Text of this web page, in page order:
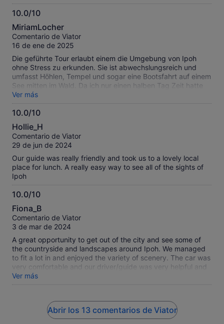
10.0/10
10.0
sobre
10
MiriamLocher
Comentario de Viator
16 de ene de 2025
Die geführte Tour erlaubt einem die Umgebung von Ipoh
ohne Stress zu erkunden. Sie ist abwechslungsreich und
umfasst Höhlen, Tempel und sogar eine Bootsfahrt auf einem
See mitten im Wald. Da ich nur einen halben Tag Zeit hatte
musste ich auf Kellie's Castle verzichten. Der zertifizierte
Führer Jaie hat, wie auch schon am Tag zuvor beim tollen
Ausflug zu den Cameron Highlands, viel Wissen auf
Weiterfahrt abgeliefert.
Ver más
10.0/10
10.0
sobre
10
Hollie_H
Comentario de Viator
29 de jun de 2024
Our guide was really friendly and took us to a lovely local
place for lunch. A really easy way to see all of the sights of
Ipoh
10.0/10
10.0
sobre
10
Fiona_B
Comentario de Viator
3 de mar de 2024
A great opportunity to get out of the city and see some of
the countryside and landscapes around Ipoh. We managed
to fit a lot in and enjoyed the variety of scenery. The car was
very comfortable and our driver/guide was very helpful and
efficient. It would have been very difficult to see all these
places without doing a tour. A very good use of limited time
Ver más
Abrir los 13 comentarios de Viator